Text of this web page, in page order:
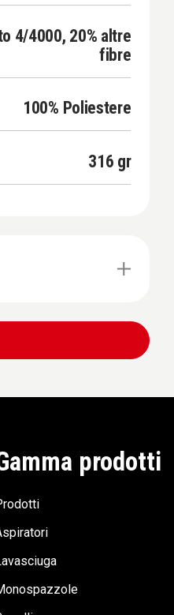
4/4000, 20% altre
fibre
100% Poliestere
316 gr
prodotti